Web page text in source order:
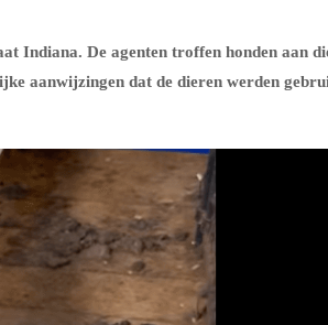
Indiana. De agenten troffen honden aan
aanwijzingen dat de dieren werden